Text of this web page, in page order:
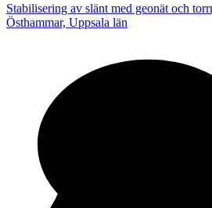
Stabilisering av slänt med geonät och
Östhammar, Uppsala län